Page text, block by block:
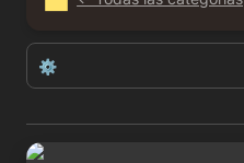
⚙️
Todas
CopyMonkey.ai